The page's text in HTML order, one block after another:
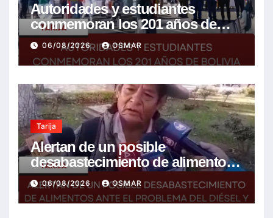
Autoridades y estudiantes
conmemoran los 201 años de
Bolivia con la esperanza de un
mejor futuro
06/08/2026 OSMAR
Tarija
Alertan de un posible
desabastecimiento de alimentos
ante el problema del diésel y el
encarecimiento de insumos
agrícolas
06/08/2026 OSMAR